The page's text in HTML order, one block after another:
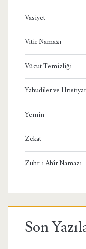
Vasiyet
Vitir Namazı
Vücut Temizliği
Yahudiler ve
Yemin
Zekat
Zuhr-i Ahîr Namazı
Son